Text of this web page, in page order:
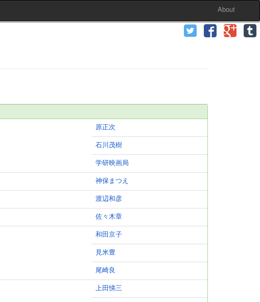
About
原正次
石川茂樹
学研映画局
神保まつえ
渡辺和彦
佐々木章
和田京子
見米豊
尾崎良
上田悌三